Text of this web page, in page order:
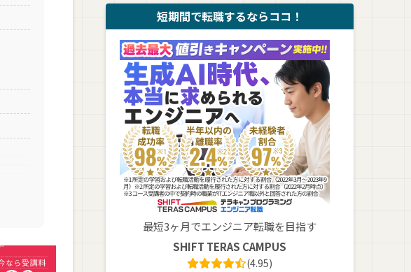
短期間で転職するならココ！
最短3ヶ月でエンジニア転職を目指す
SHIFT TERAS CAMPUS
(4.95)